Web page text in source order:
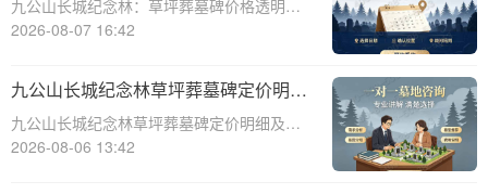
九公山长城纪念林：草坪葬墓碑价格透明，
赠送绿植养护服务☎ 九公山陵园电话:400-
纪念林地之一，致力于为逝者提供环保、庄
重的安葬选择。草坪葬墓碑作为一种
2026-08-07 16:42
九公山长城纪念林草坪葬墓碑定价明细
活动赠绿植养护服务详解
九公山长城纪念林草坪葬墓碑定价明细及活
动赠绿植养护服务详解☎ 九公山陵园电
2026-08-06 13:42